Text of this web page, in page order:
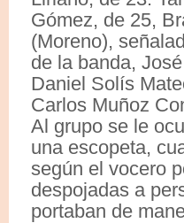
Gómez, de 25,
(Moreno),
de la banda,
Daniel Solís
Carlos Muñoz
Al grupo se le
una escopeta,
según el vocero
despojadas a
portaban de